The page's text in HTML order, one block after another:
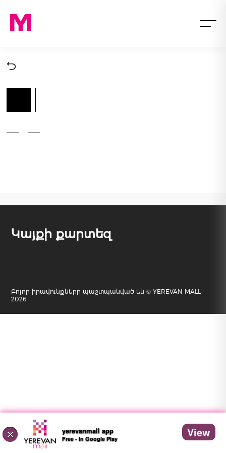
Կայքի քարտեզ
Բոլոր իրավունքները պաշտպանված են © YEREVAN MALL
2026
× yerevanmall app
Free - In Google Play View